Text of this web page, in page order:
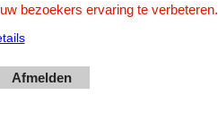
met
bezoekers ervaring te verbeteren.
Afmelden